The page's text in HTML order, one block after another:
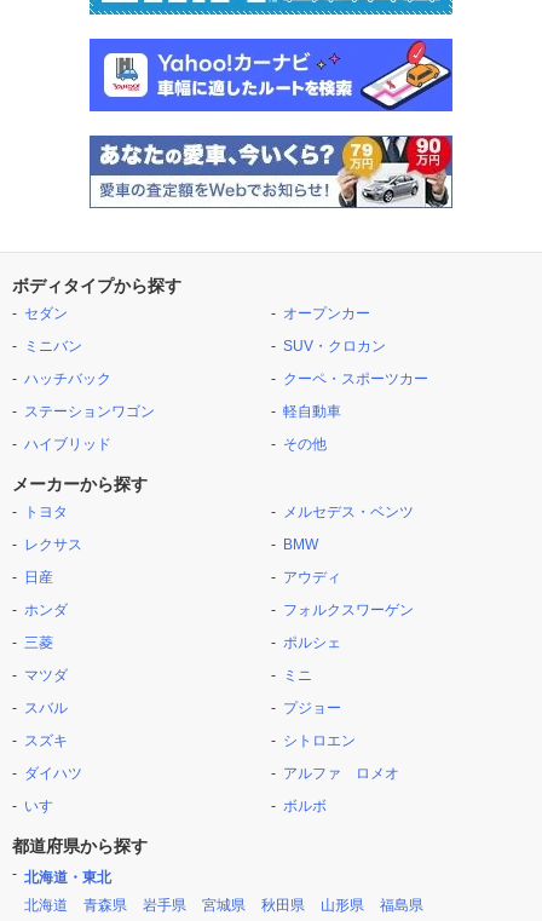
ボディタイプから探す
セダン
ミニバン
ハッチバック
ステーションワゴン
ハイブリッド
オープンカー
SUV・クロカン
クーペ・スポーツカー
軽自動車
その他
メーカーから探す
トヨタ
レクサス
日産
ホンダ
三菱
マツダ
スバル
スズキ
ダイハツ
いすゞ
メルセデス・ベンツ
BMW
アウディ
フォルクスワーゲン
ポルシェ
ミニ
プジョー
シトロエン
アルファ ロメオ
ボルボ
都道府県から探す
北海道・東北
北海道
青森県 岩手県 宮城県 秋田県 山形県 福島県